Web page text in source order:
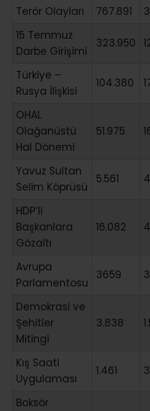
Terör Olayları 767.891
15 Temmuz
Darbe Girişimi
323.950
Türkiye –
Rusya İlişkisi
104.380
OHAL
Olağanüstü
Hal Dönemi
51.975
Yavuz Sultan
Selim Köprüsü
5.561
HDP’li
Başkanlara
Gözaltı
16.082
Avrupa
Parlamentosu
3659
Demokrasi ve
Şehitler
Mitingi
3.838
Kış Saati
Uygulaması
1.461
Boksör